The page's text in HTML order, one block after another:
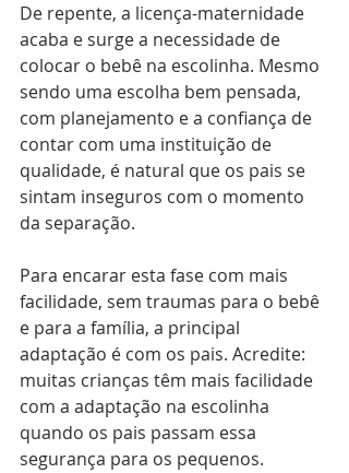
De repente, a licença-maternidade
acaba e surge a necessidade de
colocar o bebê na escolinha. Mesmo
sendo uma escolha bem pensada,
com planejamento e a confiança de
contar com uma instituição de
qualidade, é natural que os pais se
sintam inseguros com o momento
da separação.
Para encarar esta fase com mais
facilidade, sem traumas para o bebê
e para a família, a principal
adaptação é com os pais. Acredite:
muitas crianças têm mais facilidade
com a adaptação na escolinha
quando os pais passam essa
segurança para os pequenos.